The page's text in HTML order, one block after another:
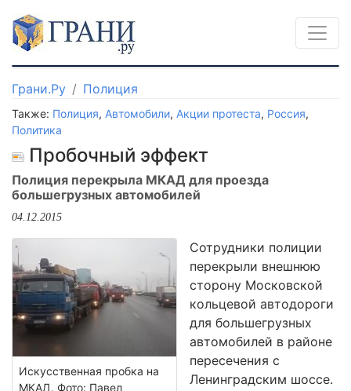
Грани.Ру Полиция
Также: Полиция, Автомобили, Акции протеста, Россия,
Политика
Пробочный эффект
Полиция перекрыла МКАД для проезда
большегрузных автомобилей
04.12.2015
Искусственная пробка на
МКАД. Фото: Павел
Сотрудники полиции
перекрыли внешнюю
сторону Московской
кольцевой автодороги
для большегрузных
автомобилей в районе
пересечения с
Ленинградским шоссе.